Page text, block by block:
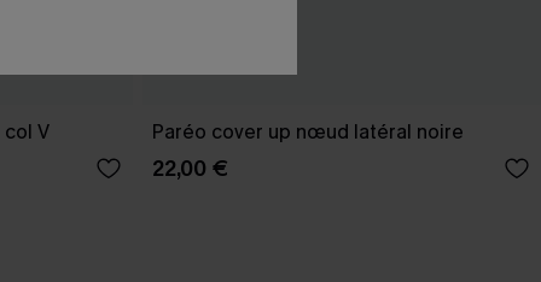
V Paréo cover up nœud latéral noire
22,00 €